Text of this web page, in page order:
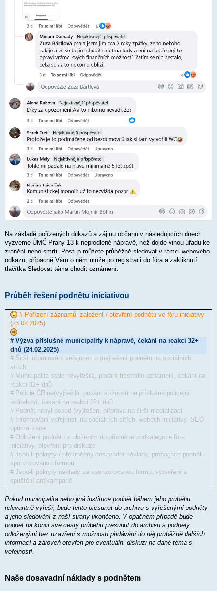
Na základě pořízených důkazů a zájmu občanů v následujících dnech
vyzveme ÚMČ Prahy 13 k neprodlené nápravě, než dojde vinou úřadu ke
zranění nebo smrti. Postup můžete průběžně sledovat v rámci webového
odkazu, případně Vám o něm může po registraci do fóra a zakliknutí
tlačítka Sledovat téma chodit oznámení.
Průběh řešení podnětu iniciativou
# Pořízení záznamů, založení / otevření podnětu ve fóru iniciativy
(23.02.2025)
# Výzva příslušné municipality k nápravě, čekání na reakci 32+
dnů (24.02.2025)
# Širší informování veřejnosti o (ne)řešení podnětu na sociálních
sítích
# Municipalita stále nevyřešila, podání trestního oznámení, čekání na
reakci 32+ dnů
# Policie ČR ne(vy)řešila, podání stížnosti na příslušné policejní
ředitelství, čekání na reakci 32+ dnů
# Podnět nebyl dosud (vy)řešen, příprava na širší medializaci
# Informování veřejnosti na sociálních sítích, webech iniciativy, SEO
optimalizace
# Odložení podnětu s uložením do příslušné podkategorie fóra
iniciativy, otevření pro diskuze
# Jsou-li pokryty / překročeny dosavadní náklady, propagace podnětu
sponzorovanou formou
# Jsou-li pokryty náklady za sponzorovanou formu, vytvoření a
spuštění antikampaně
Pokud municipalita nebo jiná instituce podnět během jeho průběhu
relevantně vyřeší, bude tento přesunut do archivu s vyřešenými podněty
a jeho sledování z naší strany ukončeno. V opačném případě bude
podnět na konci své cesty průběhu přesunut do archivu s podněty
odloženými bez uzavření s možností přidávání do něj průběžně dalších
informací a zároveň otevřen pro eventuální diskuzi na dané téma s
veřejností.
Naše dosavadní náklady s podnětem